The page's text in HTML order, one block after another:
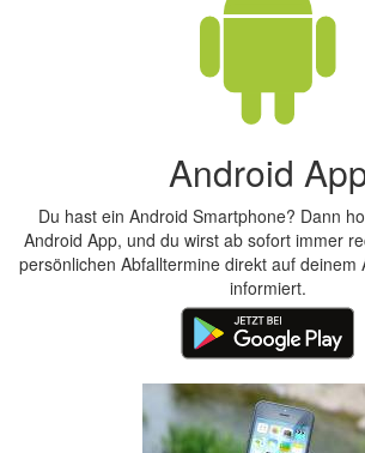
Android
Du hast ein Android Smartphone? Dann
Android App, und du wirst ab sofort immer
persönlichen Abfalltermine direkt auf deinem
informiert.